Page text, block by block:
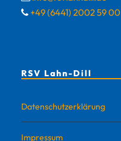
+49 (6441) 2002 59 00
RSV Lahn-Dill
Datenschutzerklärung
Impressum